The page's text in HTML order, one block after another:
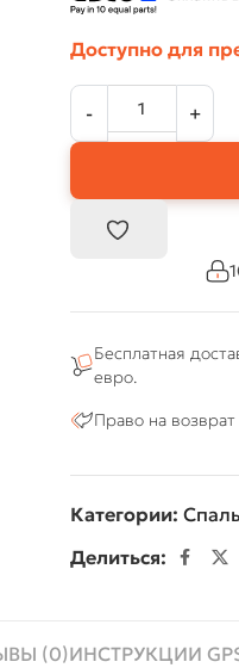
Доступно для
Бесплатная
евро.
Право на
Категории:
Делиться:
(0)ИНСТРУКЦИИ